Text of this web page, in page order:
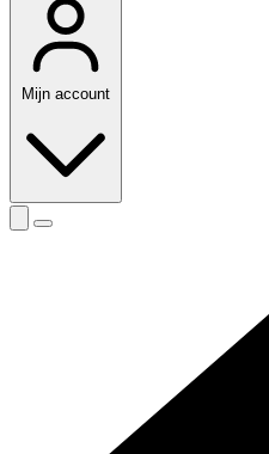
Mijn account